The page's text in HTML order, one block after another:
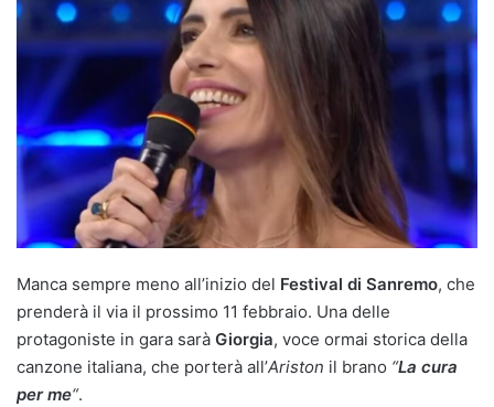
Manca sempre meno all’inizio del Festival di Sanremo, che
prenderà il via il prossimo 11 febbraio. Una delle
protagoniste in gara sarà Giorgia, voce ormai storica della
canzone italiana, che porterà all’Ariston il brano “La cura
per me“.